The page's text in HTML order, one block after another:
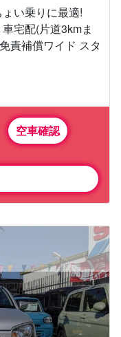
い乗りに最適!
宅配(片道3kmま
責補償ワイド スタ
空車確認